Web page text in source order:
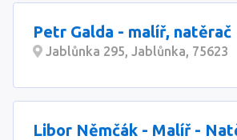
Petr Galda - malíř, natěrač
Jablůnka 295, Jablůnka, 75623
Libor Němčák - Malíř -